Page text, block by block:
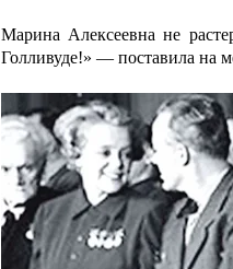
Марина Алексеевна не
Голливуде!» — поставила на